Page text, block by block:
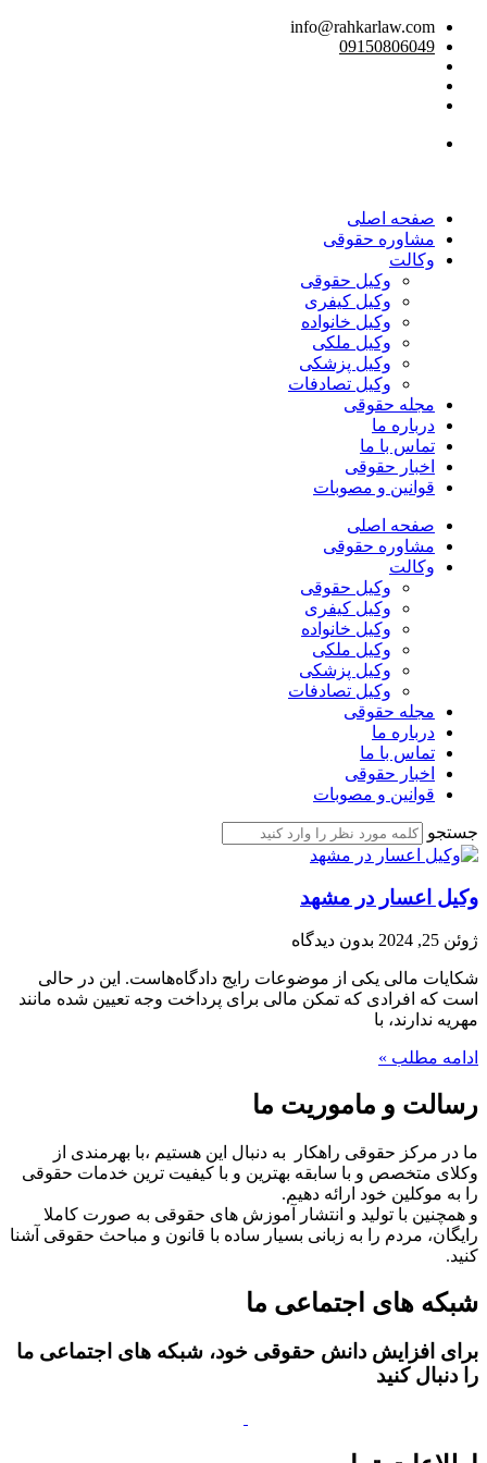
info@rahkarlaw.com
09150806049
صفحه اصلی
مشاوره حقوقی
وکالت
وکیل حقوقی
وکیل کیفری
وکیل خانواده
وکیل ملکی
وکیل پزشکی
وکیل تصادفات
مجله حقوقی
درباره ما
تماس با ما
اخبار حقوقی
قوانین و مصوبات
صفحه اصلی
مشاوره حقوقی
وکالت
وکیل حقوقی
وکیل کیفری
وکیل خانواده
وکیل ملکی
وکیل پزشکی
وکیل تصادفات
مجله حقوقی
درباره ما
تماس با ما
اخبار حقوقی
قوانین و مصوبات
جستجو
وکیل اعسار در مشهد
ژوئن 25, 2024 بدون دیدگاه
شکایات مالی یکی از موضوعات رایج دادگاه‌هاست. این در حالی
است که افرادی که تمکن مالی برای پرداخت وجه تعیین شده مانند
مهریه ندارند، با
ادامه مطلب »
رسالت و ماموریت ما
ما در مرکز حقوقی راهکار به دنبال این هستیم ،با بهرمندی از
وکلای متخصص و با سابقه بهترین و با کیفیت ترین خدمات حقوقی
را به موکلین خود ارائه دهیم.
و همچنین با تولید و انتشار آموزش های حقوقی به صورت کاملا
رایگان، مردم را به زبانی بسیار ساده با قانون و مباحث حقوقی آشنا
کنید.
شبکه های اجتماعی ما
برای افزایش دانش حقوقی خود، شبکه های اجتماعی ما
را دنبال کنید